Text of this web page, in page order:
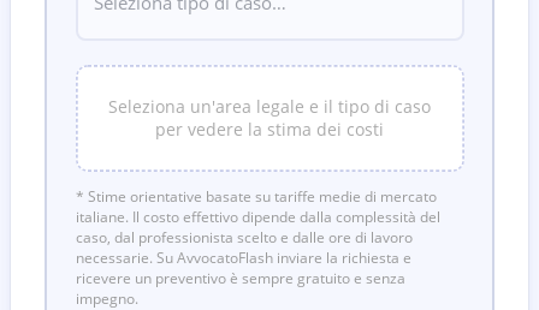
Seleziona un'area legale e il tipo di caso
per vedere la stima dei costi
* Stime orientative basate su tariffe medie di mercato
italiane. Il costo effettivo dipende dalla complessità del
caso, dal professionista scelto e dalle ore di lavoro
necessarie. Su AvvocatoFlash inviare la richiesta e
ricevere un preventivo è sempre gratuito e senza
impegno.